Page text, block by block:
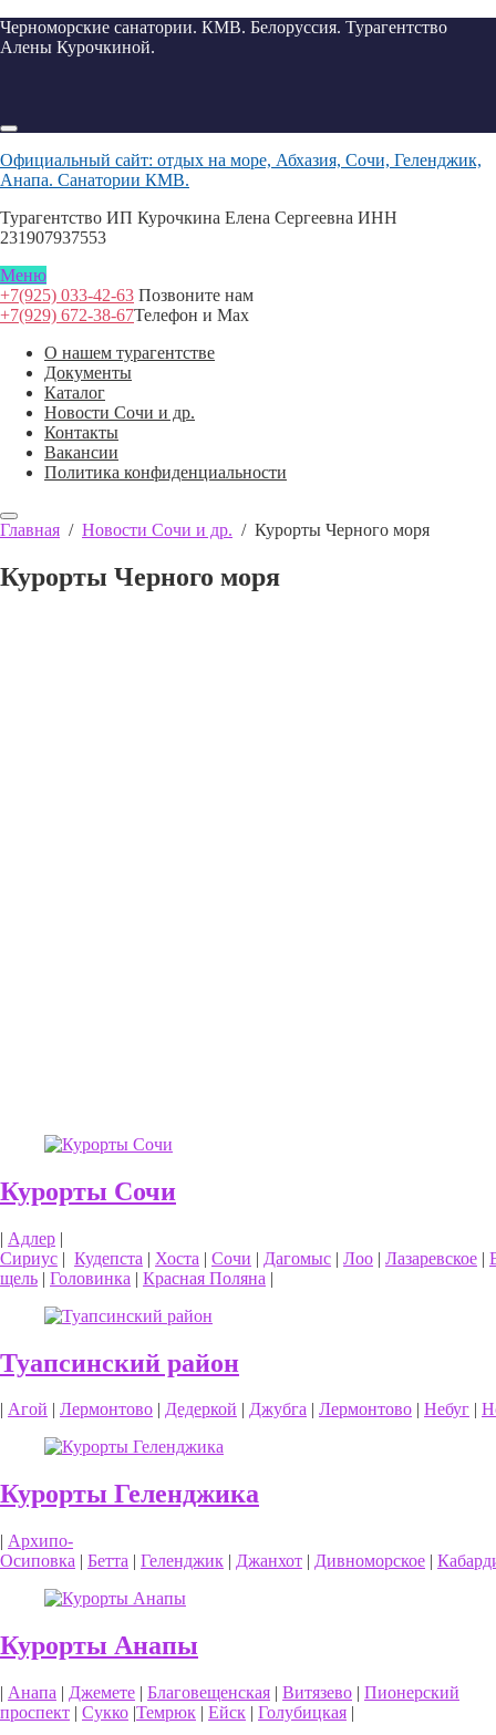
Черноморские санатории. КМВ. Белоруссия. Турагентство
Алены Курочкиной.
Официальный сайт: отдых на море, Абхазия, Сочи, Геленджик,
Анапа. Санатории КМВ.
Турагентство ИП Курочкина Елена Сергеевна ИНН
231907937553
Меню
+7(925) 033-42-63 Позвоните нам
+7(929) 672-38-67Телефон и Max
О нашем турагентстве
Документы
Каталог
Новости Сочи и др.
Контакты
Вакансии
Политика конфиденциальности
Главная / Новости Сочи и др. / Курорты Черного моря
Курорты Черного моря
Курорты Сочи
| Адлер |
Сириус | Кудепста | Хоста | Сочи | Дагомыс | Лоо | Лазаревское |
щель | Головинка | Красная Поляна |
Туапсинский район
| Агой | Лермонтово | Дедеркой | Джубга | Лермонтово | Небуг |
Курорты Геленджика
| Архипо-
Осиповка | Бетта | Геленджик | Джанхот | Дивноморское |
Курорты Анапы
| Анапа | Джемете | Благовещенская | Витязево | Пионерский
проспект | Сукко |Темрюк | Ейск | Голубицкая |